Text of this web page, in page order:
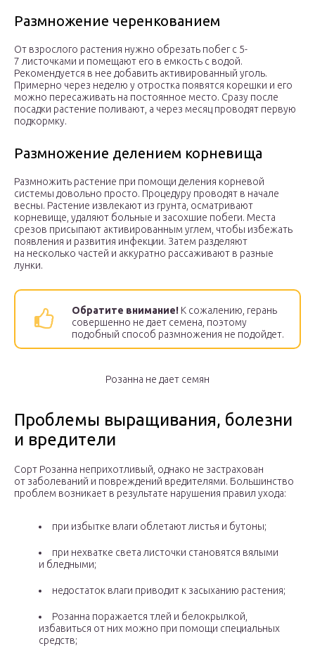
Размножение черенкованием
От взрослого растения нужно обрезать побег с 5-
7 листочками и помещают его в емкость с водой.
Рекомендуется в нее добавить активированный уголь.
Примерно через неделю у отростка появятся корешки и его
можно пересаживать на постоянное место. Сразу после
посадки растение поливают, а через месяц проводят первую
подкормку.
Размножение делением корневища
Размножить растение при помощи деления корневой
системы довольно просто. Процедуру проводят в начале
весны. Растение извлекают из грунта, осматривают
корневище, удаляют больные и засохшие побеги. Места
срезов присыпают активированным углем, чтобы избежать
появления и развития инфекции. Затем разделяют
на несколько частей и аккуратно рассаживают в разные
лунки.
Обратите внимание! К сожалению, герань
совершенно не дает семена, поэтому
подобный способ размножения не подойдет.
Розанна не дает семян
Проблемы выращивания, болезни
и вредители
Сорт Розанна неприхотливый, однако не застрахован
от заболеваний и повреждений вредителями. Большинство
проблем возникает в результате нарушения правил ухода:
при избытке влаги облетают листья и бутоны;
при нехватке света листочки становятся вялыми
и бледными;
недостаток влаги приводит к засыханию растения;
Розанна поражается тлей и белокрылкой,
избавиться от них можно при помощи специальных
средств;